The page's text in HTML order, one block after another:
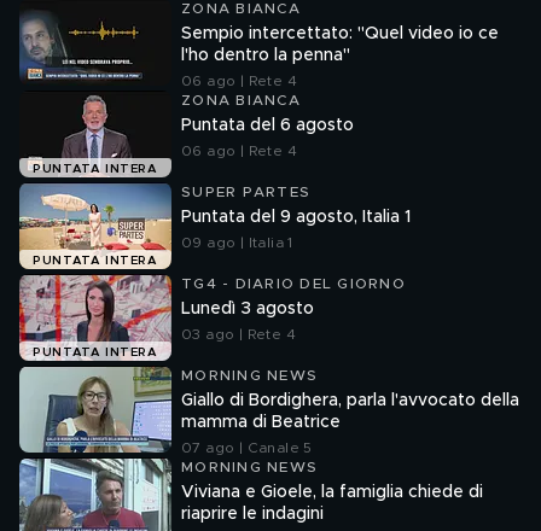
ZONA BIANCA
Sempio intercettato: "Quel video io ce
l'ho dentro la penna"
06 ago | Rete 4
PUNTATA INTERA
ZONA BIANCA
Puntata del 6 agosto
06 ago | Rete 4
PUNTATA INTERA
SUPER PARTES
Puntata del 9 agosto, Italia 1
09 ago | Italia 1
PUNTATA INTERA
TG4 - DIARIO DEL GIORNO
Lunedì 3 agosto
03 ago | Rete 4
MORNING NEWS
Giallo di Bordighera, parla l'avvocato della
mamma di Beatrice
07 ago | Canale 5
MORNING NEWS
Viviana e Gioele, la famiglia chiede di
riaprire le indagini